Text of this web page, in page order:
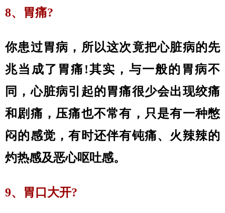
8、胃痛?
你患过胃病，所以这次竟把心脏病的先
兆当成了胃痛!其实，与一般的胃病不
同，心脏病引起的胃痛很少会出现绞痛
和剧痛，压痛也不常有，只是有一种憋
闷的感觉，有时还伴有钝痛、火辣辣的
灼热感及恶心呕吐感。
9、胃口大开?